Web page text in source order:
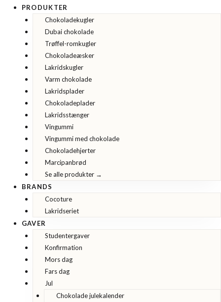
PRODUKTER
Chokoladekugler
Dubai chokolade
Trøffel-romkugler
Chokoladeæsker
Lakridskugler
Varm chokolade
Lakridsplader
Chokoladeplader
Lakridsstænger
Vingummi
Vingummi med chokolade
Chokoladehjerter
Marcipanbrød
Se alle produkter →
BRANDS
Cocoture
Lakridseriet
GAVER
Studentergaver
Konfirmation
Mors dag
Fars dag
Jul
Chokolade julekalender